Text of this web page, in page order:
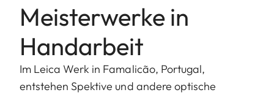
Meisterwerke in
Handarbeit
Im Leica Werk in Famalicão, Portugal,
entstehen Spektive und andere optische